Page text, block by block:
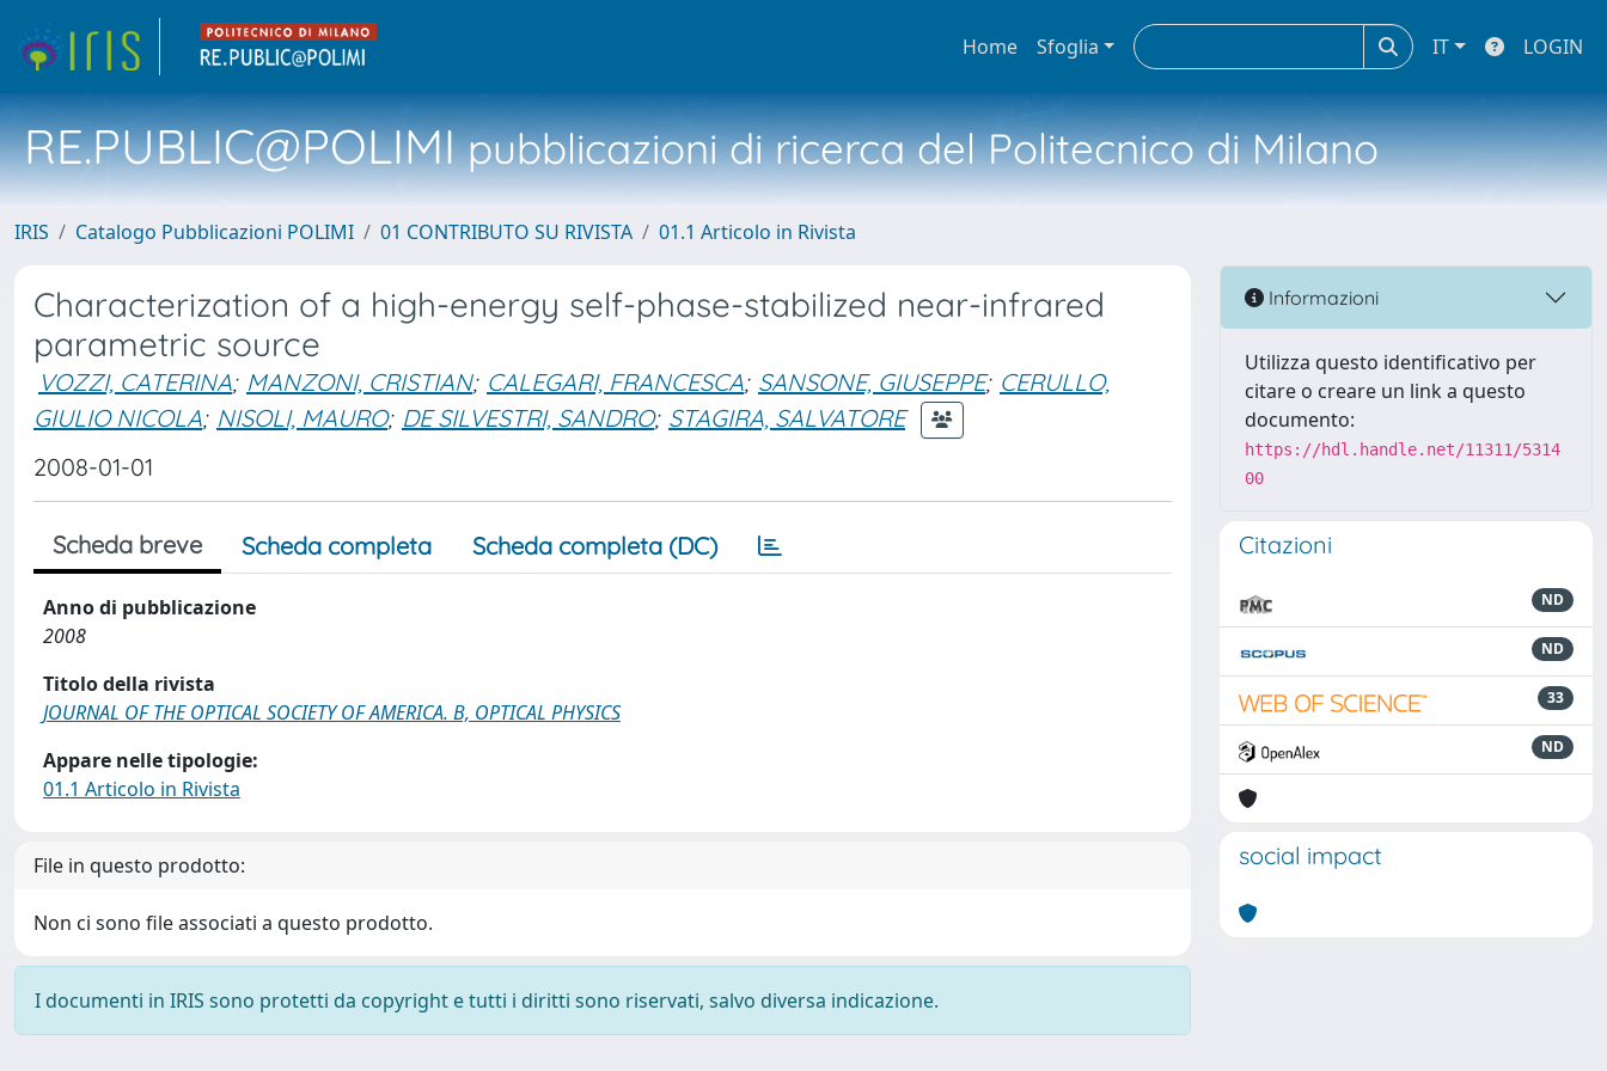
Home Sfoglia IT LOGIN
RE.PUBLIC@POLIMIpubblicazioni di ricerca del Politecnico di Milano
IRIS Catalogo Pubblicazioni POLIMI 01 CONTRIBUTO SU RIVISTA 01.1 Articolo in Rivista
Characterization of a high-energy self-phase-stabilized near-infrared
parametric source
VOZZI, CATERINA; MANZONI, CRISTIAN; CALEGARI, FRANCESCA; SANSONE, GIUSEPPE; CERULLO,
GIULIO NICOLA; NISOLI, MAURO; DE SILVESTRI, SANDRO; STAGIRA, SALVATORE
2008-01-01
Scheda breve Scheda completa Scheda completa (DC)
Anno di pubblicazione
2008
Titolo della rivista
JOURNAL OF THE OPTICAL SOCIETY OF AMERICA. B, OPTICAL PHYSICS
Appare nelle tipologie:
01.1 Articolo in Rivista
File in questo prodotto:
Non ci sono file associati a questo prodotto.
I documenti in IRIS sono protetti da copyright e tutti i diritti sono riservati, salvo diversa indicazione.
Informazioni
Utilizza questo identificativo per
citare o creare un link a questo
documento:
https://hdl.handle.net/11311/5314
00
Citazioni
ND
ND
33
ND
social impact